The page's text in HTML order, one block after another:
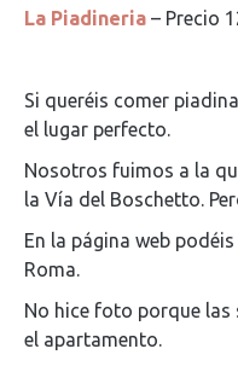
La Piadineria – Precio
Si queréis comer
el lugar perfecto.
Nosotros fuimos a la
la Vía del Boschetto.
En la página web
Roma.
No hice foto porque las
el apartamento.